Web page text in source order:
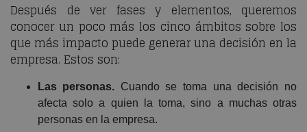
Después de ver fases y elementos, queremos
conocer un poco más los cinco ámbitos sobre los
que más impacto puede generar una decisión en la
empresa. Estos son:
Las personas. Cuando se toma una decisión no
afecta solo a quien la toma, sino a muchas otras
personas en la empresa.